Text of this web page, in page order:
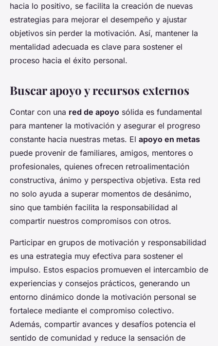
hacia lo positivo, se facilita la creación de nuevas
estrategias para mejorar el desempeño y ajustar
objetivos sin perder la motivación. Así, mantener la
mentalidad adecuada es clave para sostener el
proceso hacia el éxito personal.
Buscar apoyo y recursos externos
Contar con una red de apoyo sólida es fundamental
para mantener la motivación y asegurar el progreso
constante hacia nuestras metas. El apoyo en metas
puede provenir de familiares, amigos, mentores o
profesionales, quienes ofrecen retroalimentación
constructiva, ánimo y perspectiva objetiva. Esta red
no solo ayuda a superar momentos de desánimo,
sino que también facilita la responsabilidad al
compartir nuestros compromisos con otros.
Participar en grupos de motivación y responsabilidad
es una estrategia muy efectiva para sostener el
impulso. Estos espacios promueven el intercambio de
experiencias y consejos prácticos, generando un
entorno dinámico donde la motivación personal se
fortalece mediante el compromiso colectivo.
Además, compartir avances y desafíos potencia el
sentido de comunidad y reduce la sensación de